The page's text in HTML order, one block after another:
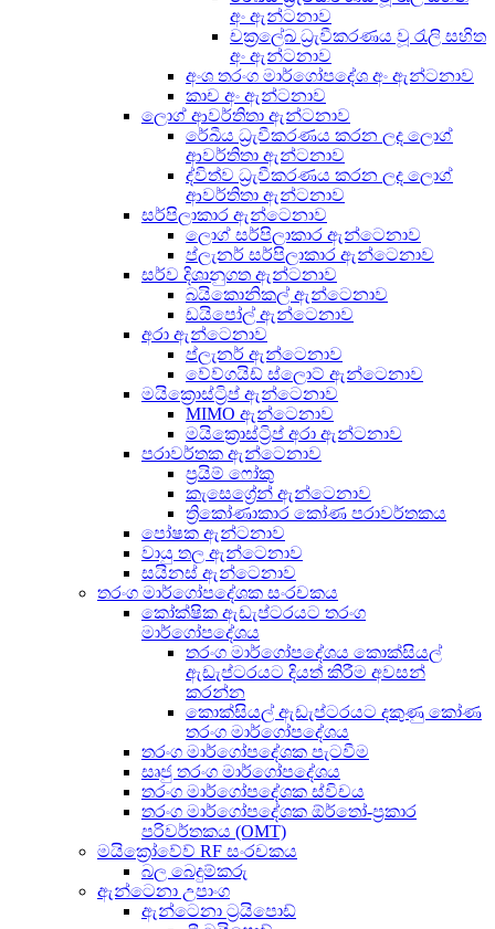
අං ඇන්ටනාව
චක්‍රලේඛ ධ්‍රැවීකරණය වූ රැලි සහිත
අං ඇන්ටනාව
අංශ තරංග මාර්ගෝපදේශ අං ඇන්ටනාව
කාච අං ඇන්ටනාව
ලොග් ආවර්තිතා ඇන්ටනාව
රේඛීය ධ්‍රැවීකරණය කරන ලද ලොග්
ආවර්තිතා ඇන්ටනාව
ද්විත්ව ධ්‍රැවීකරණය කරන ලද ලොග්
ආවර්තිතා ඇන්ටනාව
සර්පිලාකාර ඇන්ටෙනාව
ලොග් සර්පිලාකාර ඇන්ටෙනාව
ප්ලැනර් සර්පිලාකාර ඇන්ටෙනාව
සර්ව දිශානුගත ඇන්ටනාව
බයිකොනිකල් ඇන්ටෙනාව
ඩයිපෝල් ඇන්ටෙනාව
අරා ඇන්ටෙනාව
ප්ලැනර් ඇන්ටෙනාව
වේව්ගයිඩ් ස්ලොට් ඇන්ටෙනාව
මයික්‍රොස්ට්‍රිප් ඇන්ටෙනාව
MIMO ඇන්ටෙනාව
මයික්‍රොස්ට්‍රිප් අරා ඇන්ටනාව
පරාවර්තක ඇන්ටෙනාව
ප්‍රයිම් ෆෝකු
කැසෙග්‍රේන් ඇන්ටෙනාව
ත්‍රිකෝණාකාර කෝණ පරාවර්තකය
පෝෂක ඇන්ටනාව
වායු තල ඇන්ටෙනාව
සයිනස් ඇන්ටෙනාව
තරංග මාර්ගෝපදේශක සංරචකය
කෝක්ෂික ඇඩැප්ටරයට තරංග
මාර්ගෝපදේශය
තරංග මාර්ගෝපදේශය කොක්සියල්
ඇඩැප්ටරයට දියත් කිරීම අවසන්
කරන්න
කොක්සියල් ඇඩැප්ටරයට දකුණු කෝණ
තරංග මාර්ගෝපදේශය
තරංග මාර්ගෝපදේශක පැටවීම
සෘජු තරංග මාර්ගෝපදේශය
තරංග මාර්ගෝපදේශක ස්විචය
තරංග මාර්ගෝපදේශක ඕර්තෝ-ප්‍රකාර
පරිවර්තකය (OMT)
මයික්‍රෝවේව් RF සංරචකය
බල බෙදුම්කරු
ඇන්ටෙනා උපාංග
ඇන්ටෙනා ට්‍රයිපොඩ්